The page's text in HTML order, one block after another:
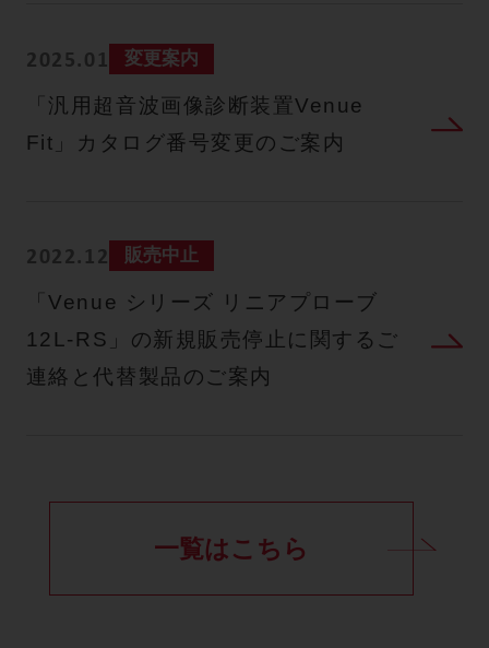
2025.01 変更案内
「汎⽤超⾳波画像診断装置Venue
Fit」カタログ番号変更のご案内
2022.12 販売中止
「Venue シリーズ リニアプローブ
12L-RS」の新規販売停止に関するご
連絡と代替製品のご案内
一覧はこちら